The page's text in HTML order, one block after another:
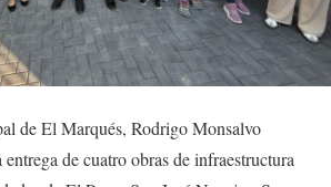
de El Marqués, Rodrigo Monsalvo
de cuatro obras de infraestructura